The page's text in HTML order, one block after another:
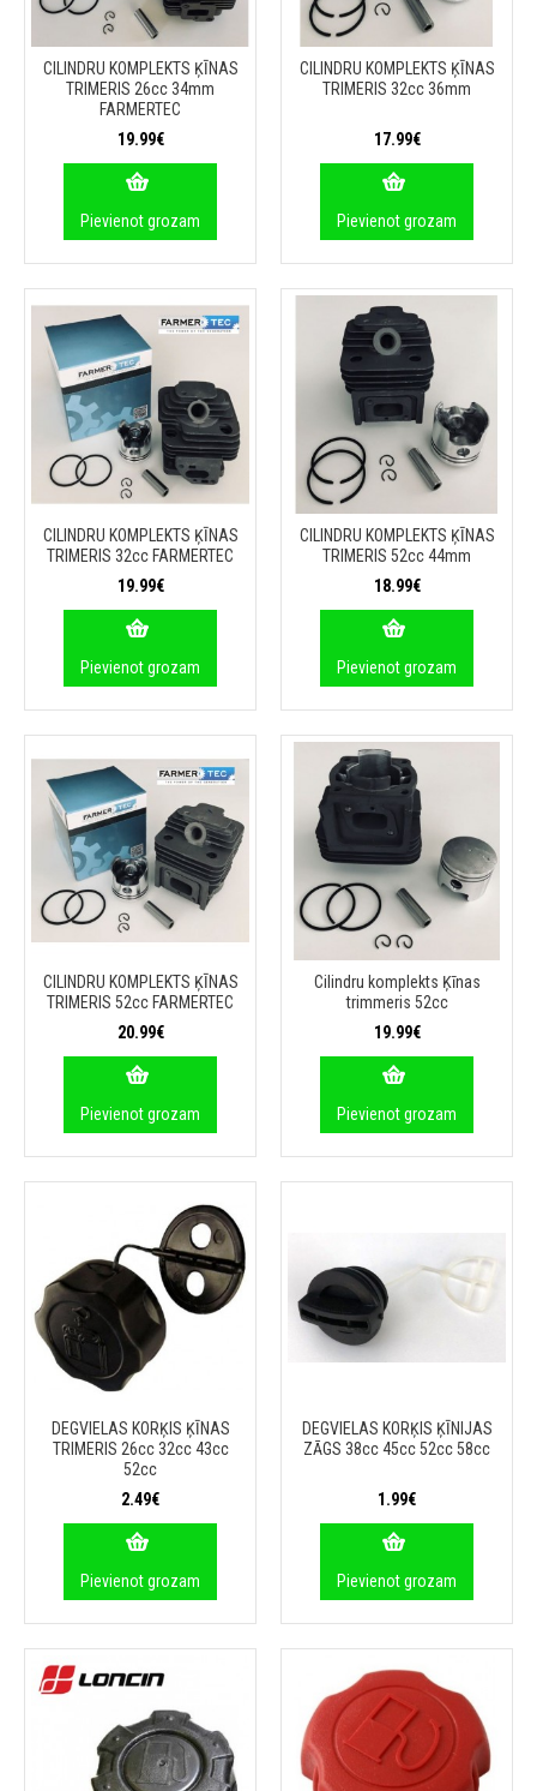
CILINDRU KOMPLEKTS ĶĪNAS
TRIMERIS 26cc 34mm
FARMERTEC
19.99€
Pievienot grozam
CILINDRU KOMPLEKTS ĶĪNAS
TRIMERIS 32cc 36mm
17.99€
Pievienot grozam
CILINDRU KOMPLEKTS ĶĪNAS
TRIMERIS 32cc FARMERTEC
19.99€
Pievienot grozam
CILINDRU KOMPLEKTS ĶĪNAS
TRIMERIS 52cc 44mm
18.99€
Pievienot grozam
CILINDRU KOMPLEKTS ĶĪNAS
TRIMERIS 52cc FARMERTEC
20.99€
Pievienot grozam
Cilindru komplekts Ķīnas
trimmeris 52cc
19.99€
Pievienot grozam
DEGVIELAS KORĶIS ĶĪNAS
TRIMERIS 26cc 32cc 43cc
52cc
2.49€
Pievienot grozam
DEGVIELAS KORĶIS ĶĪNIJAS
ZĀGS 38cc 45cc 52cc 58cc
1.99€
Pievienot grozam